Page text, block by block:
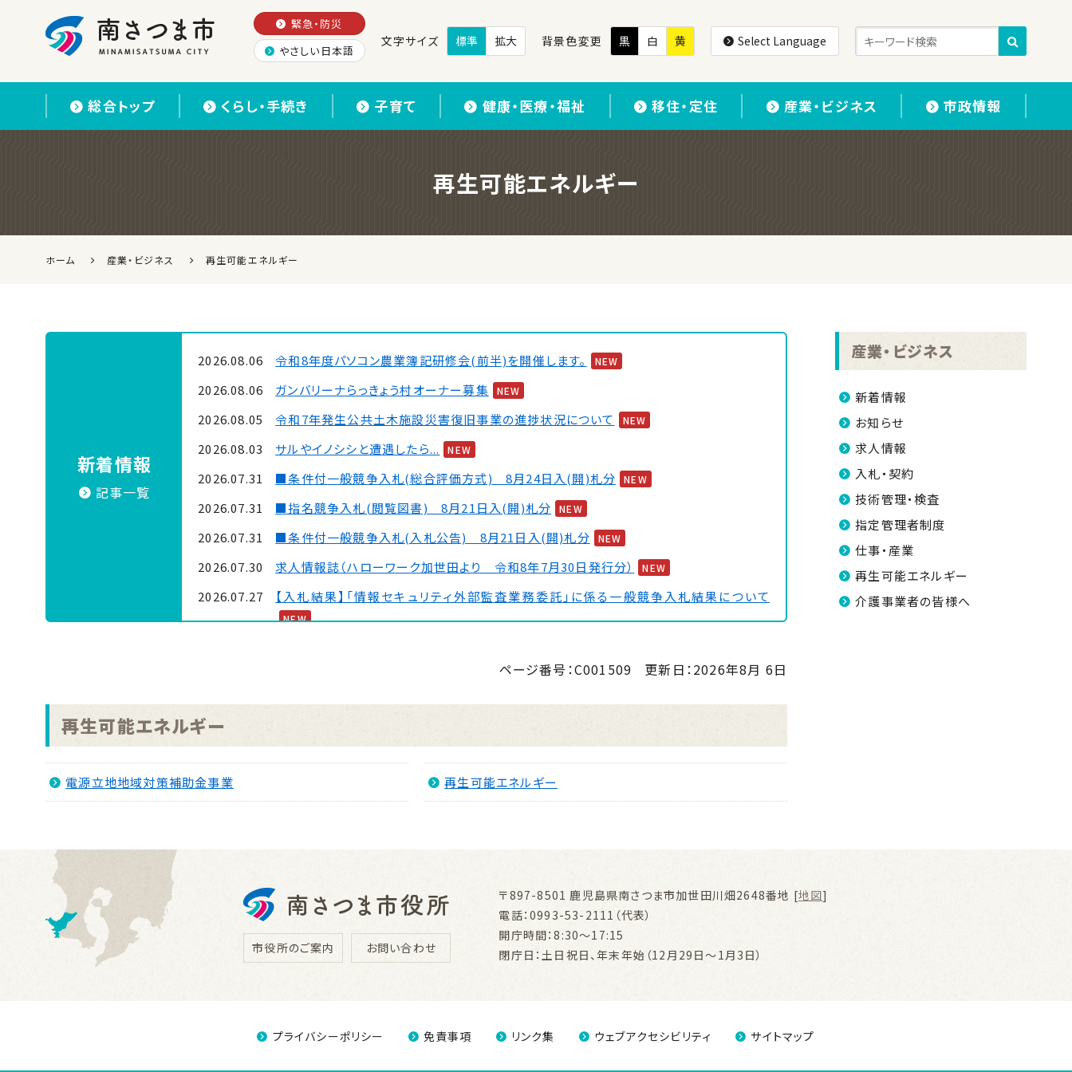
緊急・防災
やさしい日本語
文字サイズ 標準 拡大 背景色変更 黒 白 黄 Select Language
総合トップ くらし・手続き 子育て 健康・医療・福祉 移住・定住 産業・ビジネス 市政情報
再生可能エネルギー
ホーム 産業・ビジネス 再生可能エネルギー
新着情報
記事一覧
2026.08.06 令和8年度パソコン農業簿記研修会(前半)を開催します。 NEW
2026.08.06 ガンバリーナらっきょう村オーナー募集 NEW
2026.08.05 令和7年発生公共土木施設災害復旧事業の進捗状況について NEW
2026.08.03 サルやイノシシと遭遇したら... NEW
2026.07.31 ■条件付一般競争入札(総合評価方式) 8月24日入(開)札分 NEW
2026.07.31 ■指名競争入札(閲覧図書) 8月21日入(開)札分 NEW
2026.07.31 ■条件付一般競争入札(入札公告) 8月21日入(開)札分 NEW
2026.07.30 求人情報誌（ハローワーク加世田より＿令和8年7月30日発行分） NEW
2026.07.27 【入札結果】「情報セキュリティ外部監査業務委託」に係る一般競争入札結果について
NEW
ページ番号：C001509 更新日：2026年8月 6日
再生可能エネルギー
電源立地地域対策補助金事業 再生可能エネルギー
産業・ビジネス
新着情報
お知らせ
求人情報
入札・契約
技術管理・検査
指定管理者制度
仕事・産業
再生可能エネルギー
介護事業者の皆様へ
市役所のご案内 お問い合わせ
〒897-8501鹿児島県南さつま市加世田川畑2648番地 [地図]
電話：0993-53-2111（代表）
開庁時間：8:30～17:15
閉庁日：土日祝日、年末年始（12月29日～1月3日）
プライバシーポリシー 免責事項 リンク集 ウェブアクセシビリティ サイトマップ